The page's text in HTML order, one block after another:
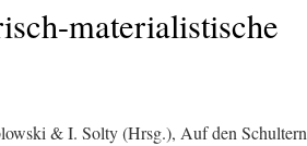
materialistische
& I. Solty (Hrsg.), Auf den Schultern